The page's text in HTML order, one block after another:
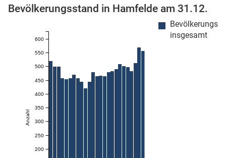
Bevölkerungsstand in Hamfelde am 31.12.
insgesamt
Anzahl
200
250
300
350
400
450
500
550
600